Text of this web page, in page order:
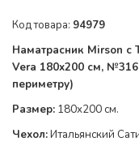
Код товара: 94979
Наматрасник Mirson с
Vera 180x200 см, №316
периметру)
Размер:
Чехол:Итальянский